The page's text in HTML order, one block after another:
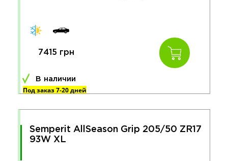
7415 грн
В наличии
Под заказ 7-20 дней
Semperit AllSeason Grip 205/50 ZR17
93W XL